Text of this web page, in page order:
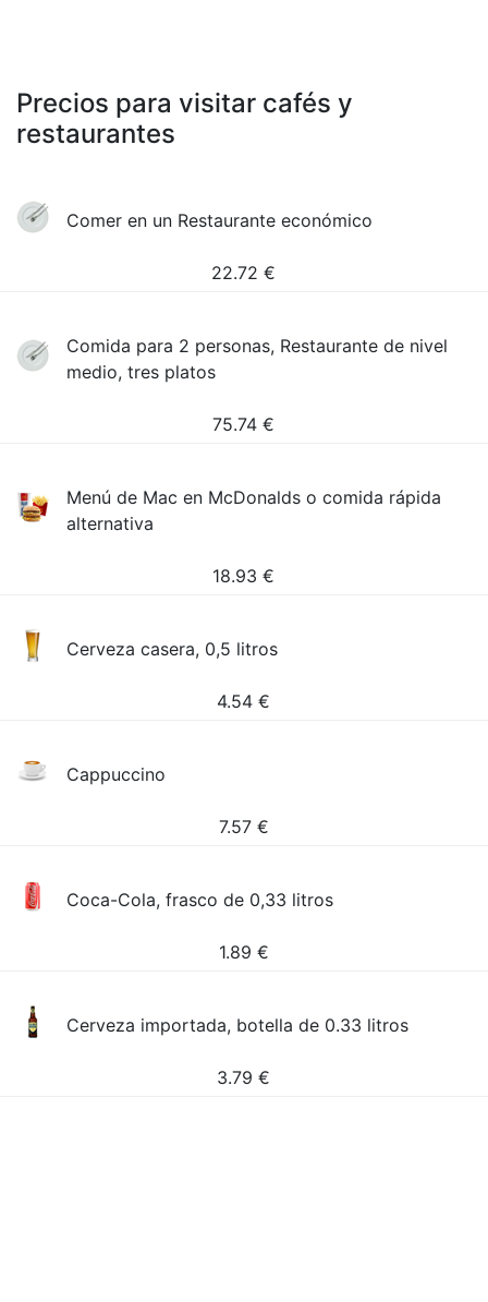
Precios para visitar cafés y
restaurantes
Comer en un Restaurante económico
22.72 €
Comida para 2 personas, Restaurante de nivel
medio, tres platos
75.74 €
Menú de Mac en McDonalds o comida rápida
alternativa
18.93 €
Cerveza casera, 0,5 litros
4.54 €
Cappuccino
7.57 €
Coca-Cola, frasco de 0,33 litros
1.89 €
Cerveza importada, botella de 0.33 litros
3.79 €